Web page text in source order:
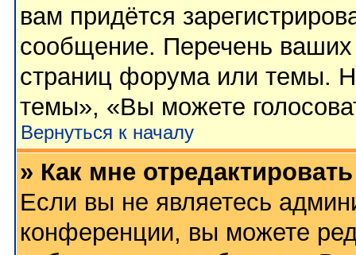
вам придётся
сообщение. Перечень ваших
страниц форума или темы.
темы», «Вы можете
Вернуться к началу
» Как мне
Если вы не являетесь
конференции, вы можете